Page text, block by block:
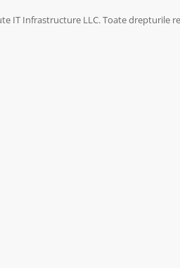
IT Infrastructure LLC. Toate drepturile